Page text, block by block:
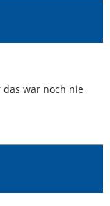
das war noch nie